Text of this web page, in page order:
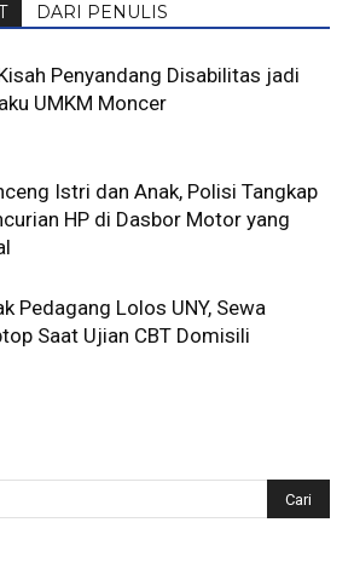
DARI PENULIS
Penyandang Disabilitas jadi
UMKM Moncer
Istri dan Anak, Polisi Tangkap
HP di Dasbor Motor yang
Pedagang Lolos UNY, Sewa
Saat Ujian CBT Domisili